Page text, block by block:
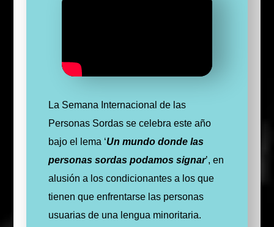
La Semana Internacional de las
Personas Sordas se celebra este año
bajo el lema ‘Un mundo donde las
personas sordas podamos signar’, en
alusión a los condicionantes a los que
tienen que enfrentarse las personas
usuarias de una lengua minoritaria.